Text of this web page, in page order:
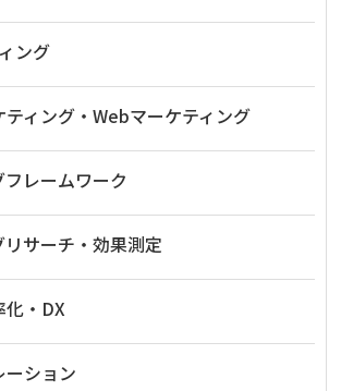
ング
ィング・Webマーケティング
レームワーク
サーチ・効果測定
化・DX
ーション